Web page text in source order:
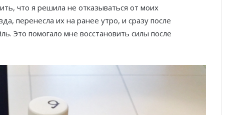
что я решила не отказываться от моих
перенесла их на ранее утро, и сразу после
Это помогало мне восстановить силы после